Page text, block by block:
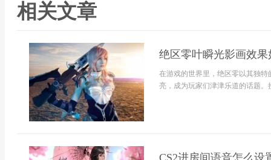
相关文章
绝区零叶瞬光影画效
在游戏的世界里，绝区零以其独
亮，成为玩家们津津乐道的话题
CS2进房间语音怎么设